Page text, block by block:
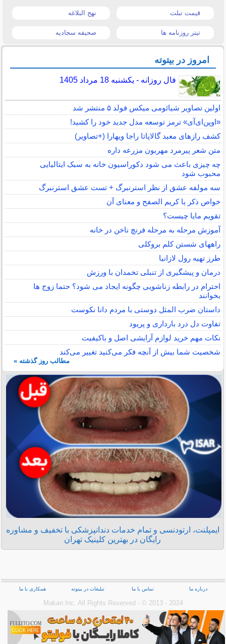
قیمت تبلت نهج البلاغه
تیتر روزنامه ها صحیفه سجادیه
امروز در بیتوته
فال روزانه - یکشنبه 18 مرداد 1405
اولین تصاویر شیائومی میکس فولد ۵ منتشر شد
«اوپن‌ای‌آی» ترمز توسعه مدل جدید خود را کشید!
کشف رازهای معبد گالاپاتا راجا ویهارا (+تصاویر)
متن شعر پیرمرد مهربون مزرعه داره
چه چیزی باعث می شود دکوراسیون خانه به سبک ایتالیایی
محبوب شود
سه مولفه عشق از نظر استرنبرگ + تست عشق استرنبرگ
خواص ذکر یا کریم الصفح و معنای آن
تقویم مایا چیست؟
آموزش مرحله به مرحله فرنچ ناخن در خانه
راههای شستن کلم بروکلی
طرز تهیه رول لازانیا
درمان و پیشگیری از تنبلی تخمدان با ورزش
احترام در رابطه زناشویی چگونه ایجاد می شود؟ حتما زوج ها
بخوانند
داستان ضرب المثل دوستی با مردم دانا نكوست
تفاوت دل درد بارداری و پریود
نکات مهم خرید لوازم آرایشی اصل و باکیفیت
شخصیت شما بیش از آنچه فکر می‌کنید تغییر می‌کند
مطالب روز گذشته »
ایمپلنت، ارتودنسی و تمام خدمات دندانپزشکی با تخفیف و مشاوره
رایگان در بهترین کلینیک تهران
درباره ما تماس با ما تبلیغات در بیتوته همکاری با ما
Makan Inc.‎ All Rights Reserved - © 2013 - 2024